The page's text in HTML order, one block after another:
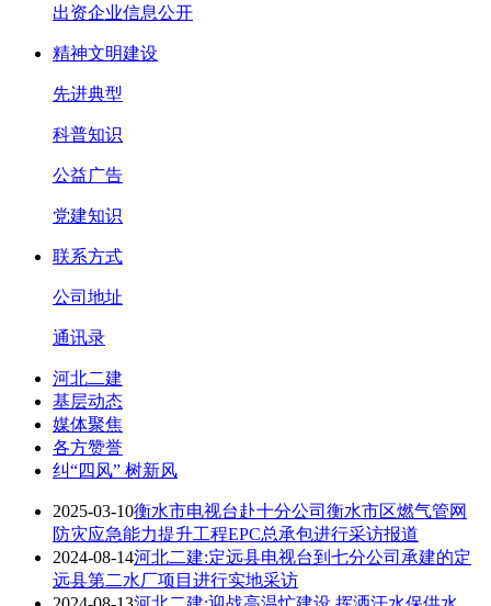
出资企业信息公开
精神文明建设
先进典型
科普知识
公益广告
党建知识
联系方式
公司地址
通讯录
河北二建
基层动态
媒体聚焦
各方赞誉
纠“四风” 树新风
2025-03-10衡水市电视台赴十分公司衡水市区燃气管网
防灾应急能力提升工程EPC总承包进行采访报道
2024-08-14河北二建:定远县电视台到七分公司承建的定
远县第二水厂项目进行实地采访